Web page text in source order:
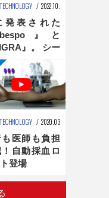
TECHNOLOGY 2022.10.31
発表された
』と
』。 シー
グポジショ
適化は、新
TECHNOLOGY 2020.03.16
医師も負担
自動採血ロ
登場